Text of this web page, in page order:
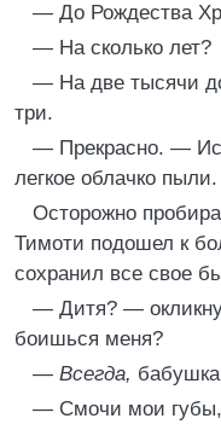
— До Рождества
— На сколько лет?
— На две тысячи
три.
— Прекрасно. —
легкое облачко
Осторожно
Тимоти подошел к
сохранил все свое
— Дитя? —
боишься меня?
— Всегда,
— Смочи мои